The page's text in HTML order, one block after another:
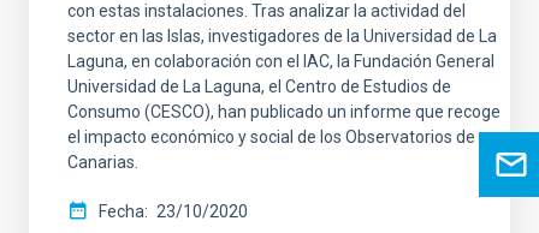
con estas instalaciones. Tras analizar la actividad del
sector en las Islas, investigadores de la Universidad de La
Laguna, en colaboración con el IAC, la Fundación General
Universidad de La Laguna, el Centro de Estudios de
Consumo (CESCO), han publicado un informe que recoge
el impacto económico y social de los Observatorios de
Canarias.
Fecha
23/10/2020